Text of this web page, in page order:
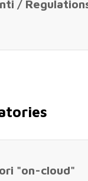
/
"on-cloud"